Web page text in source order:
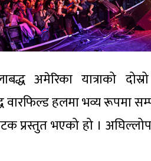
अमेरिका यात्राको
वारफिल्ड हलमा भव्य रूपमा
प्रस्तुत भएको हो ।